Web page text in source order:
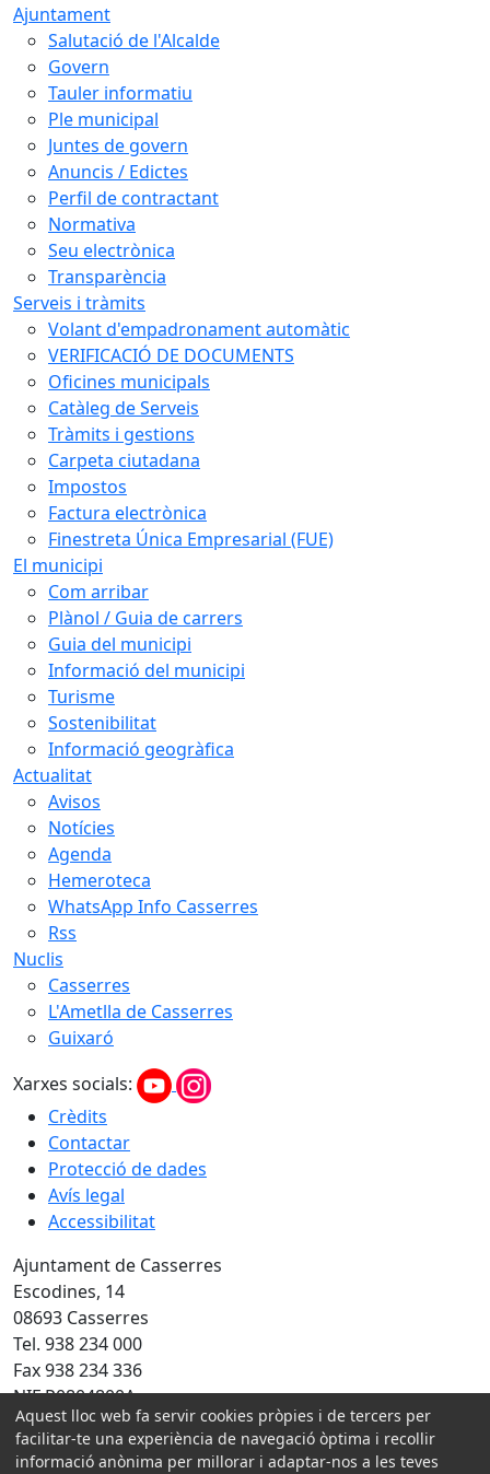
Ajuntament
Salutació de l'Alcalde
Govern
Tauler informatiu
Ple municipal
Juntes de govern
Anuncis / Edictes
Perfil de contractant
Normativa
Seu electrònica
Transparència
Serveis i tràmits
Volant d'empadronament automàtic
VERIFICACIÓ DE DOCUMENTS
Oficines municipals
Catàleg de Serveis
Tràmits i gestions
Carpeta ciutadana
Impostos
Factura electrònica
Finestreta Única Empresarial (FUE)
El municipi
Com arribar
Plànol / Guia de carrers
Guia del municipi
Informació del municipi
Turisme
Sostenibilitat
Informació geogràfica
Actualitat
Avisos
Notícies
Agenda
Hemeroteca
WhatsApp Info Casserres
Rss
Nuclis
Casserres
L'Ametlla de Casserres
Guixaró
Xarxes socials:
Crèdits
Contactar
Protecció de dades
Avís legal
Accessibilitat
Ajuntament de Casserres
Escodines, 14
08693 Casserres
Tel. 938 234 000
Fax 938 234 336
NIF P0804800A
Amb la col·laboració de:
Aquest lloc web fa servir cookies pròpies i de tercers per
facilitar-te una experiència de navegació òptima i recollir
informació anònima per millorar i adaptar-nos a les teves